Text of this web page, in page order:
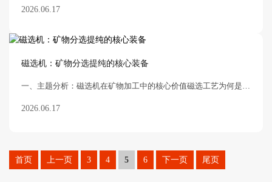
2026.06.17
磁选机：矿物分选提纯的核心装备
一、主题分析：磁选机在矿物加工中的核心价值磁选工艺为何是选矿流程的关键环节？在矿山选矿流程中，磁选是利用各种矿物比磁化系数的差异，在非均匀磁场中实现磁性矿物与非磁性矿物
2026.06.17
首页 上一页 3 4 5 6 下一页 尾页